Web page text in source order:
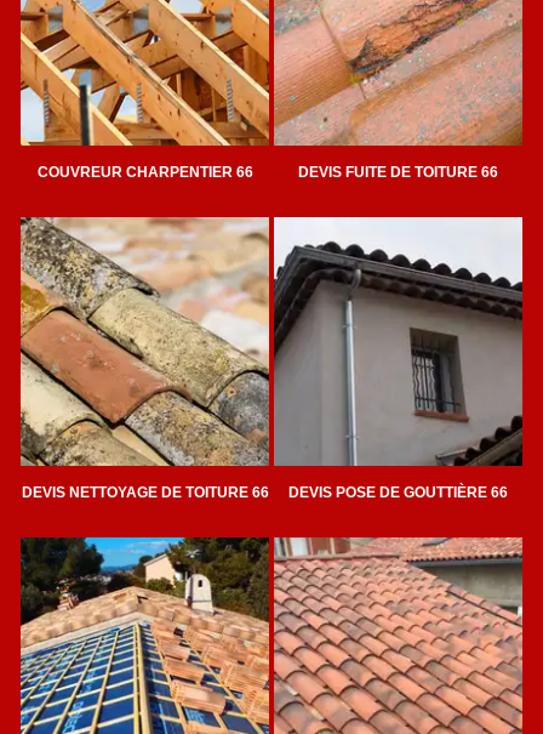
COUVREUR CHARPENTIER 66 DEVIS FUITE DE TOITURE 66
DEVIS NETTOYAGE DE TOITURE 66 DEVIS POSE DE GOUTTIÈRE 66